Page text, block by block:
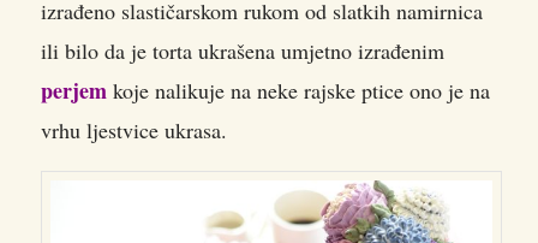
izrađeno slastičarskom rukom od slatkih namirnica
ili bilo da je torta ukrašena umjetno izrađenim
perjem koje nalikuje na neke rajske ptice ono je na
vrhu ljestvice ukrasa.